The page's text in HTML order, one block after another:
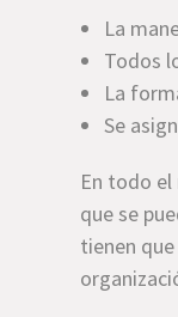
La
Todos
La
Se
En todo
que se
tienen